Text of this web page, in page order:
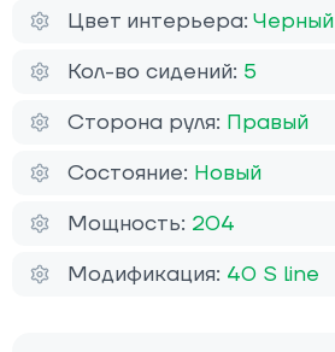
Цвет интерьера: Черный
Кол-во сидений: 5
Сторона руля: Правый
Состояние: Новый
Мощность: 204
Модификация: 40 S line